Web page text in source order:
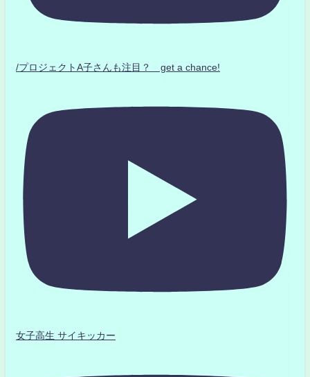
/プロジェクトA子さんも注目？ get a chance!
女子高生 サイキッカー